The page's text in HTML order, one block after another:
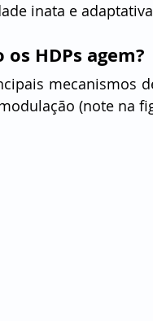
inata e
os HDPs agem?
mecanismos
(note na